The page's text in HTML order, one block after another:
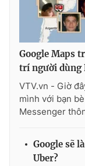
Theo dõi báo trên
Cơ quan chủ quản:
Cơ quan báo chí:
Giấy phép hoạt
cấp ngày 29/12/
Tổng Biên tập: Vũ
Nguyễn Trọng Ninh
Tổng đài VTV:
Google Maps
trí người dùng
VTV.vn - Giờ
mình với bạn
Messenger
Google sẽ
Uber?